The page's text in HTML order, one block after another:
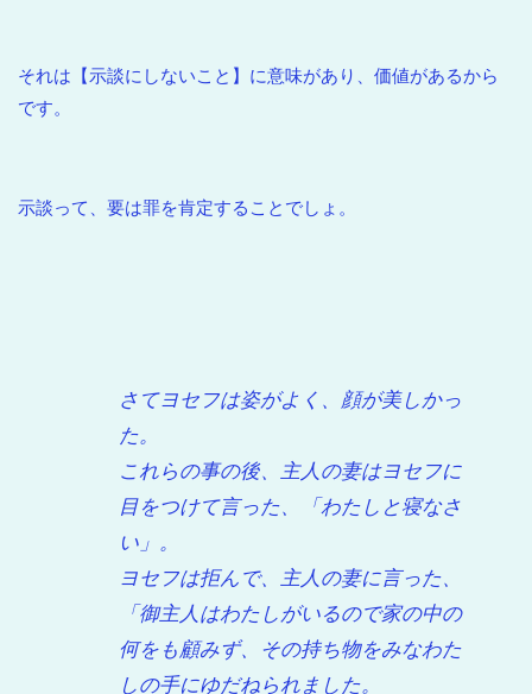
それは【示談にしないこと】に意味があり、価値があるから
です。
示談って、要は罪を肯定することでしょ。
さてヨセフは姿がよく、顔が美しかっ
た。
これらの事の後、主人の妻はヨセフに
目をつけて言った、「わたしと寝なさ
い」。
ヨセフは拒んで、主人の妻に言った、
「御主人はわたしがいるので家の中の
何をも顧みず、その持ち物をみなわた
しの手にゆだねられました。